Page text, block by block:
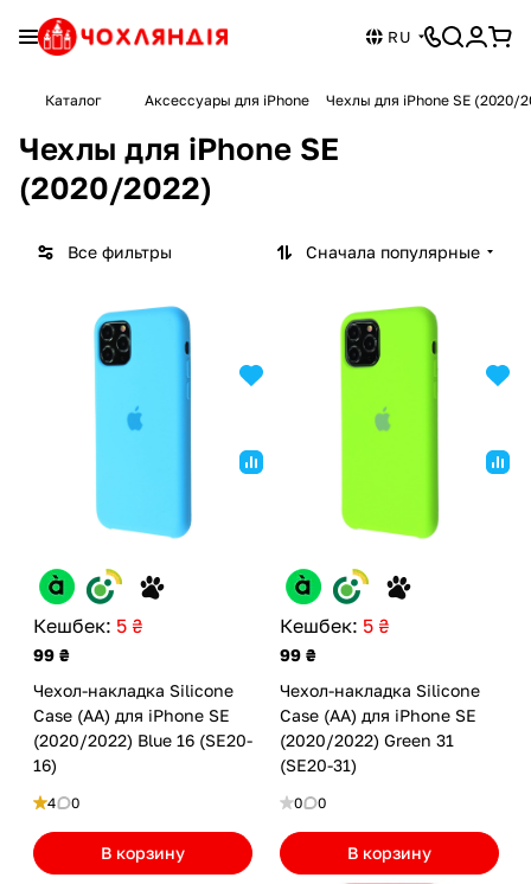
RU
Каталог Аксессуары для iPhone Чехлы для iPhone SE (2020/
Чехлы для iPhone SE
(2020/2022)
Все фильтры Сначала популярные
Кешбек: 5 ₴
99 ₴
Чехол-накладка Silicone
Case (AA) для iPhone SE
(2020/2022) Blue 16 (SE20-
16)
4 0
В корзину
Кешбек: 5 ₴
99 ₴
Чехол-накладка Silicone
Case (AA) для iPhone SE
(2020/2022) Green 31
(SE20-31)
0 0
В корзину